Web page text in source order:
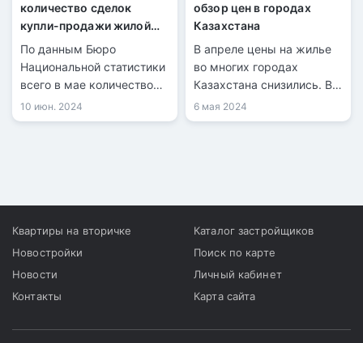
количество сделок
купли-продажи жилой
недвижимости
увеличилось на 21,4%
По данным Бюро
Национальной статистики
всего в мае количество
зарегистрированных
сделок купли-продажи
многоквартирных домах.
10 июн. 2024
обзор цен в городах
Казахстана
В апреле цены на жилье
во многих городах
Казахстана снизились. В
Алматы стоимость
квадратных метров упала
6 мая 2024
Квартиры на вторичке
Новостройки
Новости
Контакты
Каталог застройщиков
Поиск по карте
Личный кабинет
Карта сайта